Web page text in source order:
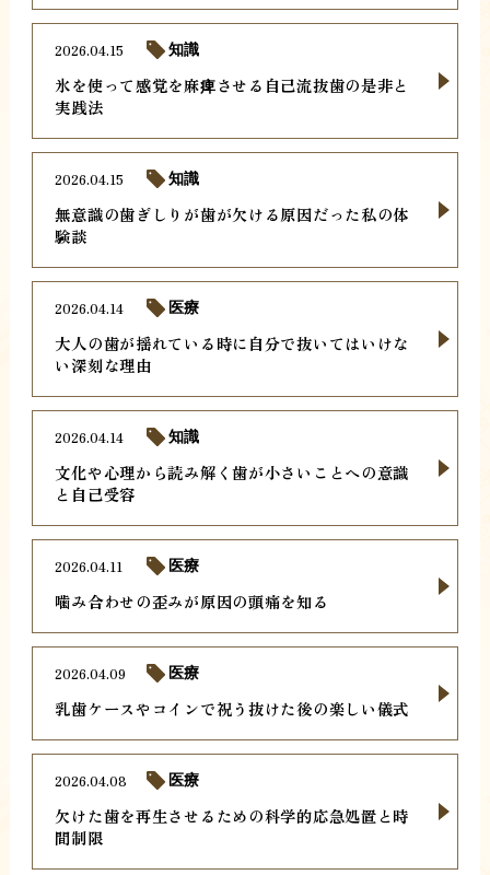
氷を使って感覚を麻痺させる自己流抜歯の是非と
実践法
2026.04.15 知識
無意識の歯ぎしりが歯が欠ける原因だった私の体
験談
2026.04.15 知識
大人の歯が揺れている時に自分で抜いてはいけな
い深刻な理由
2026.04.14 医療
文化や心理から読み解く歯が小さいことへの意識
と自己受容
2026.04.14 知識
噛み合わせの歪みが原因の頭痛を知る
2026.04.11 医療
乳歯ケースやコインで祝う抜けた後の楽しい儀式
2026.04.09 医療
欠けた歯を再生させるための科学的応急処置と時
間制限
2026.04.08 医療